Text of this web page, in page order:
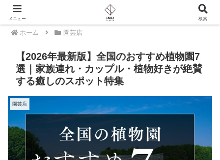
PR
ホーム 園芸店
【2026年最新版】全国のおすすめ植物園7
選｜家族連れ・カップル・植物好きが絶賛
する癒しのスポット特集
園芸店
メニュー 検索